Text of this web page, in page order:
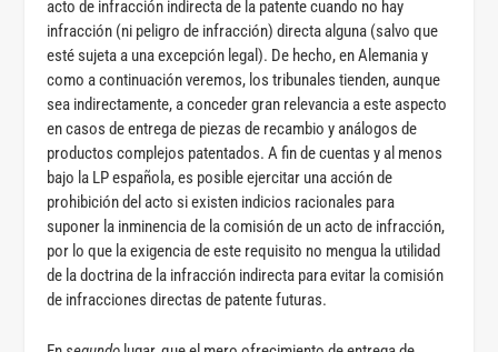
acto de infracción indirecta de la patente cuando no hay
infracción (ni peligro de infracción) directa alguna (salvo que
esté sujeta a una excepción legal). De hecho, en Alemania y
como a continuación veremos, los tribunales tienden, aunque
sea indirectamente, a conceder gran relevancia a este aspecto
en casos de entrega de piezas de recambio y análogos de
productos complejos patentados. A fin de cuentas y al menos
bajo la LP española, es posible ejercitar una acción de
prohibición del acto si existen indicios racionales para
suponer la inminencia de la comisión de un acto de infracción,
por lo que la exigencia de este requisito no mengua la utilidad
de la doctrina de la infracción indirecta para evitar la comisión
de infracciones directas de patente futuras.